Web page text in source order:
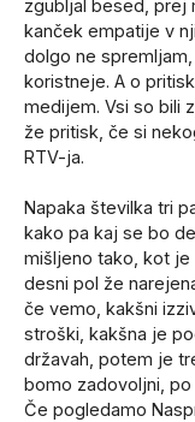
zgubljal besed, prej
kanček empatije v
dolgo ne
koristneje. A o
medijem. Vsi so bili
že pritisk, če si
RTV-ja.
Napaka številka tri
kako pa kaj se bo
mišljeno tako, kot je
desni pol že
če vemo, kakšni
stroški, kakšna je
državah, potem je
bomo zadovoljni,
Če pogledamo